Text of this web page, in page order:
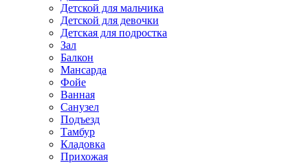
Детской для мальчика
Детской для девочки
Детская для подростка
Зал
Балкон
Мансарда
Фойе
Ванная
Санузел
Подъезд
Тамбур
Кладовка
Прихожая